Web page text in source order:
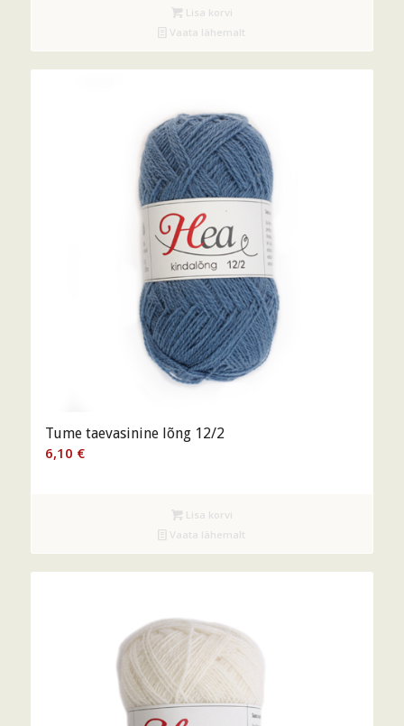
Lisa korvi
Vaata lähemalt
Tume taevasinine lõng 12/2
6,10 €
Lisa korvi
Vaata lähemalt